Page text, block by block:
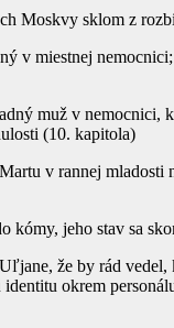
Moskvy sklom z
v miestnej
muž v nemocnici,
(10. kapitola)
v rannej mladosti
kómy, jeho stav sa
že by rád
okrem